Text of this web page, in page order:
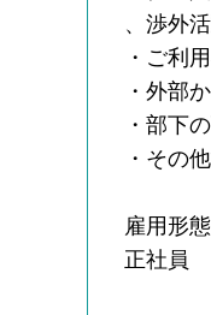
、渉外
・ご利
・外部
・部下
・その
雇用形態
正社員